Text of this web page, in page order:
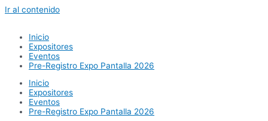
Ir al contenido
Inicio
Expositores
Eventos
Pre-Registro Expo Pantalla 2026
Inicio
Expositores
Eventos
Pre-Registro Expo Pantalla 2026